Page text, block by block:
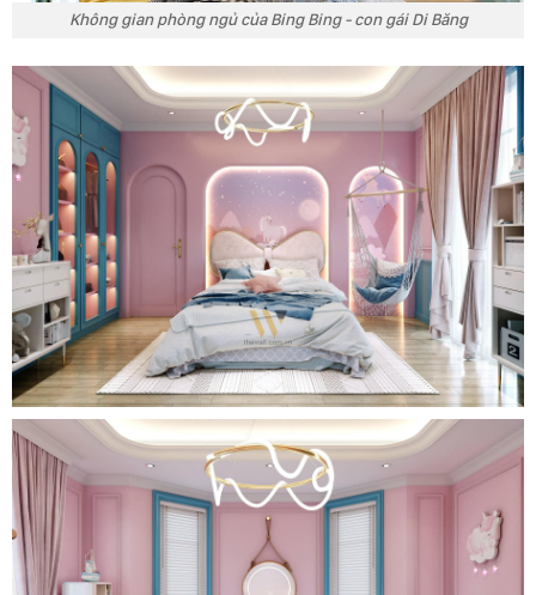
Không gian phòng ngủ của Bing Bing - con gái Di Băng